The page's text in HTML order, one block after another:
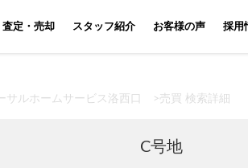
査定・売却 スタッフ紹介 お客様の声 採用
ルホームサービス洛西口 >売買 検索詳細
C号地